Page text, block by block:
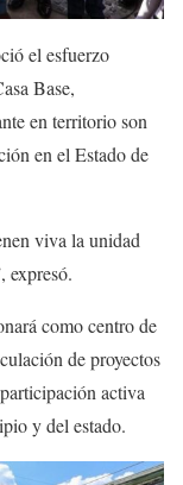
el esfuerzo
Base,
en territorio son
en el Estado de
viva la unidad
expresó.
como centro de
de proyectos
activa
y del estado.